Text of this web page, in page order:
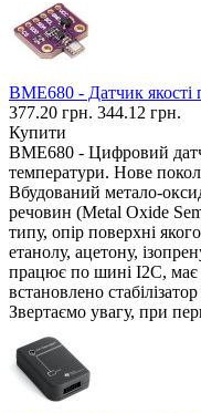
BME680 - Датчик якості
377.20 грн. 344.12 грн.
Купити
BME680 - Цифровий
температури. Нове
Вбудований метало-
речовин (Metal Oxide
типу, опір поверхні
етанолу, ацетону,
працює по шині I2C, має
встановлено
Звертаємо увагу, при